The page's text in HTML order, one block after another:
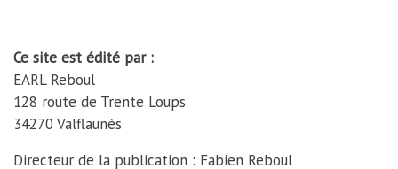
Ce site est édité par :
EARL Reboul
128 route de Trente Loups
34270 Valflaunès
Directeur de la publication : Fabien Reboul